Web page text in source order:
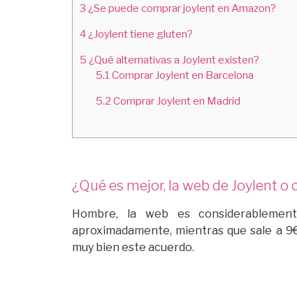
3 ¿Se puede comprar joylent en Amazon?
4¿Joylent tiene gluten?
5 ¿Qué alternativas a Joylent existen?
5.1 Comprar Joylent en Barcelona
5.2 Comprar Joylent en Madrid
¿Qué es mejor, la web de Joylent
Hombre, la web es
aproximadamente, mientras que sale a
muy bien este acuerdo.